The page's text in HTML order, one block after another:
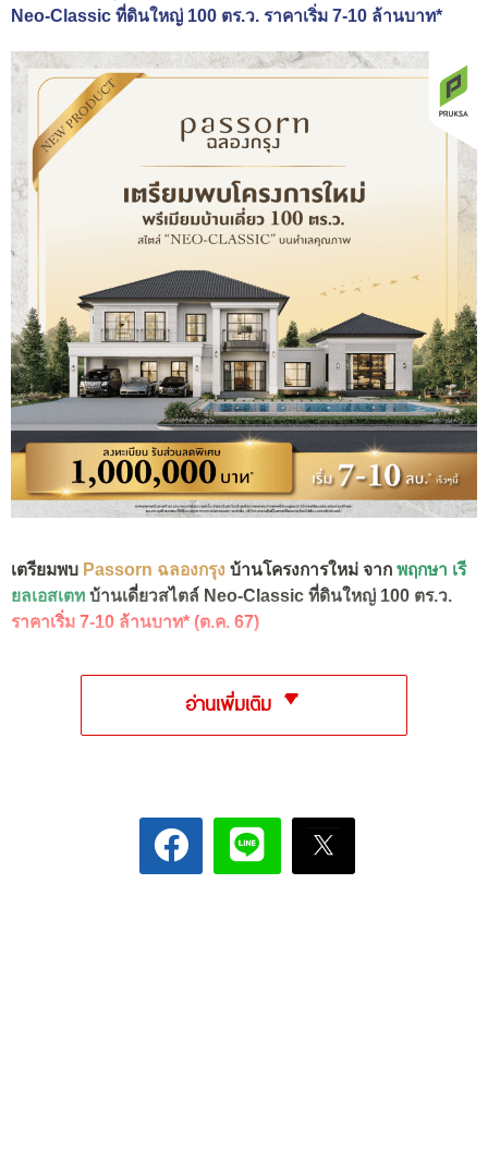
Neo-Classic ที่ดินใหญ่ 100 ตร.ว. ราคาเริ่ม 7-10 ล้านบาท*
เตรียมพบ Passorn ฉลองกรุง บ้านโครงการใหม่ จาก พฤกษา เรี
ยลเอสเตท บ้านเดี่ยวสไตล์ Neo-Classic ที่ดินใหญ่ 100 ตร.ว.
ราคาเริ่ม 7-10 ล้านบาท* (ต.ค. 67)
อ่านเพิ่มเติม